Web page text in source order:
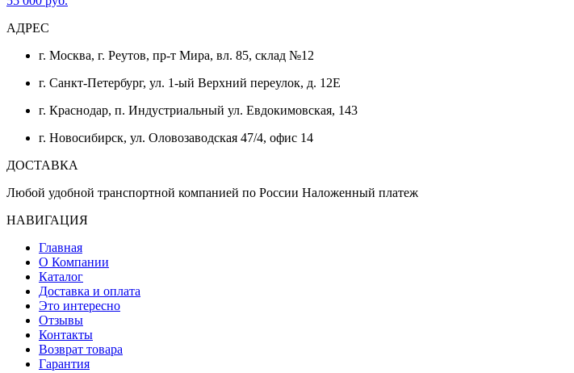
АДРЕС
г. Москва, г. Реутов, пр-т Мира, вл. 85, склад №12
г. Санкт-Петербург, ул. 1-ый Верхний переулок, д. 12Е
г. Краснодар, п. Индустриальный ул. Евдокимовская, 143
г. Новосибирск, ул. Оловозаводская 47/4, офис 14
ДОСТАВКА
Любой удобной транспортной компанией по России Наложенный платеж
НАВИГАЦИЯ
Главная
О Компании
Каталог
Доставка и оплата
Это интересно
Отзывы
Контакты
Возврат товара
Гарантия